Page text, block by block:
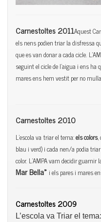
Carnestoltes 2011Aquest
els nens podien triar la disfressa
que es van donar a cada cicle.
seguint el cicle de l’aigua i ens ha
mares ens hem vestit per no
Carnestoltes 2010
L’escola va triar el tema:els colors,
blau i verd) i cada nen/a podia
color. L’AMPA vam decidir guarnir
Mar Bella» i els pares i mares
Carnestoltes 2009
L’escola va Triar el tema: